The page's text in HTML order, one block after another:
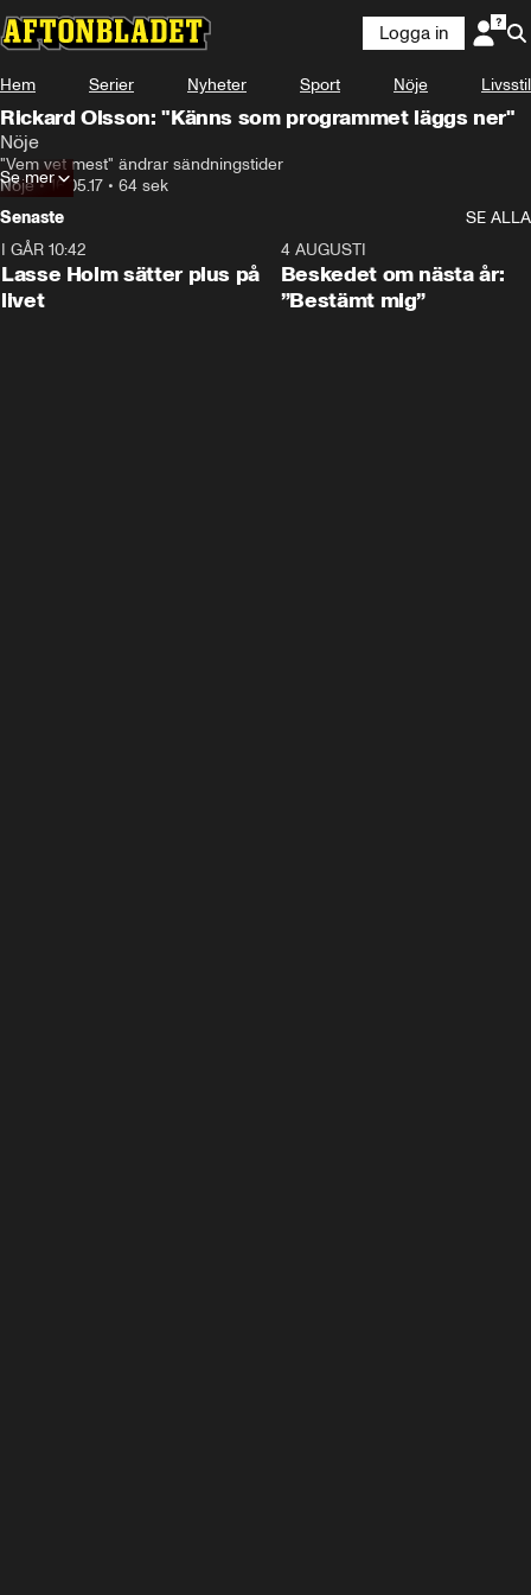
Logga in
Hem Serier Nyheter Sport Nöje Livsstil
Rickard Olsson: "Känns som programmet läggs ner"
Nöje
"Vem vet mest" ändrar sändningstider
Nöje•16.05.17 • 64 sek
Se mer
Senaste
SE ALLA
I GÅR 10:42
Lasse Holm sätter plus på
livet
4 AUGUSTI
Beskedet om nästa år:
”Bestämt mig”